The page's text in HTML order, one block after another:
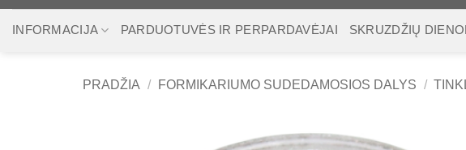
INFORMACIJA PARDUOTUVĖS IR PERPARDAVĖJAI SKRUZDŽIŲ
PRADŽIA / FORMIKARIUMO SUDEDAMOSIOS DALYS /